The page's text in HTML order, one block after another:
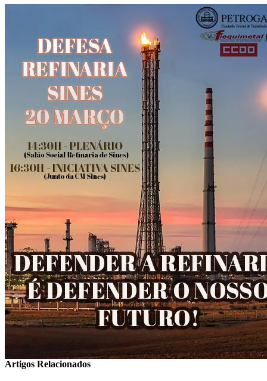
Artigos Relacionados